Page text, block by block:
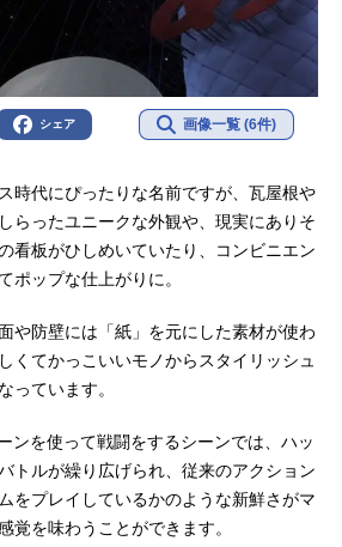
シェア 画像一覧 (6件)
時代にぴったりな名前ですが、瓦屋根や
らったユニークな外観や、現実にありそ
看板がひしめいていたり、コンビニエン
ポップな仕上がりに。
や防壁には「紙」を元にした素材が使わ
くてかっこいいモノからスタイリッシュ
っています。
ンを使って戦闘をするシーンでは、ハッ
トルが繰り広げられ、従来のアクション
をプレイしているかのような新鮮さがマ
覚を味わうことができます。